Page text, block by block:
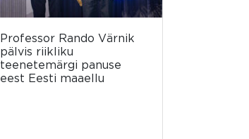
Professor Rando Värnik
pälvis riikliku
teenetemärgi panuse
eest Eesti maaellu